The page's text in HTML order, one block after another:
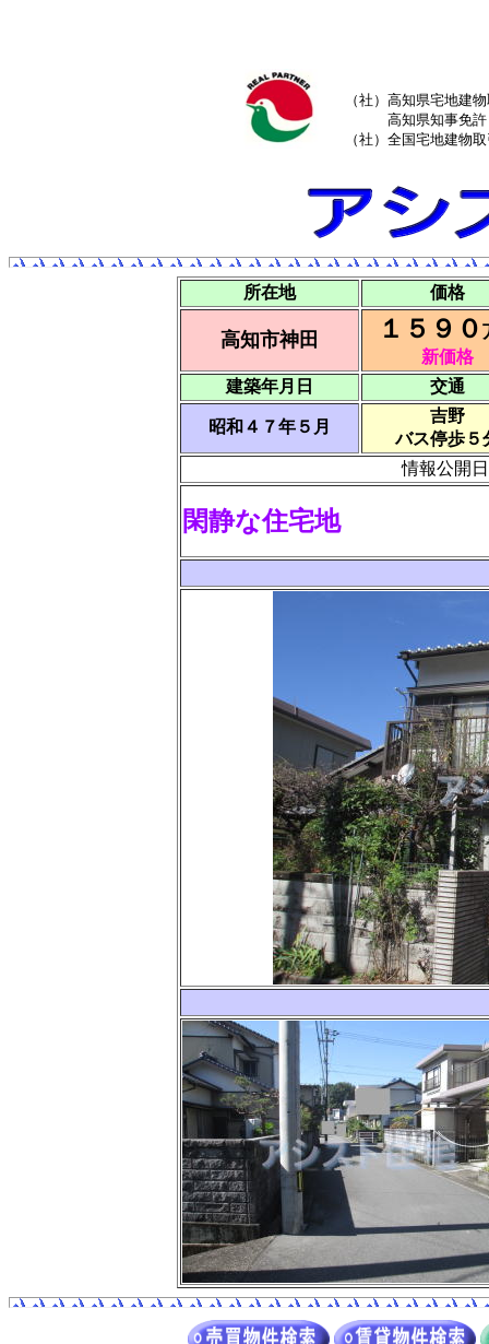
（社）高知県宅地建
高知県知事免許（
（社）全国宅地建物
所在地 価格
高知市神田 １５９０
新価格
建築年月日
交通
昭和４７年５月
吉野
バス停歩５
情報公開
閑静な住宅地